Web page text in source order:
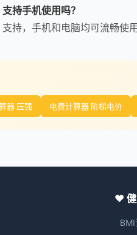
支持手机使用吗？
支持，手机和电脑均可流畅使用
器 压强 电费计算器 阶梯电价
❤️ 健